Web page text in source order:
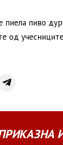
пиела пиво
од